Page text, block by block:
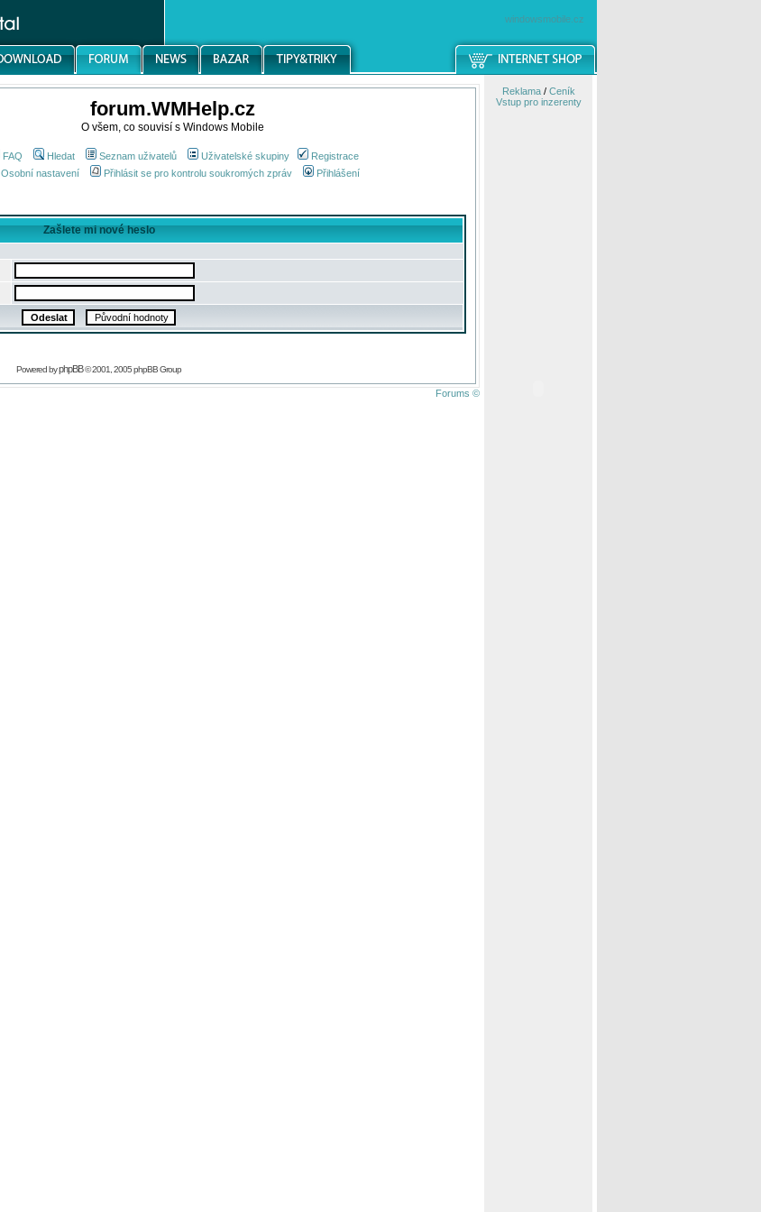
windowsmobile.cz
forum.WMHelp.cz
O všem, co souvisí s Windows Mobile
FAQ Hledat Seznam uživatelů Uživatelské skupiny
Registrace
Osobní nastavení
Přihlásit se pro kontrolu soukromých zpráv Přihlášení
Zašlete mi nové heslo
Powered byphpBB© 2001, 2005 phpBB Group
Forums ©
Reklama/ Ceník
Vstup pro inzerenty